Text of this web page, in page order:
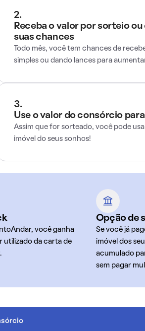
2.
Receba o valor por sorteio
suas chances
Todo mês, você tem chances de
simples ou dando lances para
3.
Use o valor do consórcio
Assim que for sorteado, você pode
imóvel do seus sonhos!
você ganha
utilizado da carta de
Opção de
Se você já
imóvel dos
acumulado
sem pagar